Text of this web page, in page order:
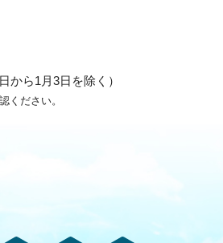
から1月3日を除く）
ください。